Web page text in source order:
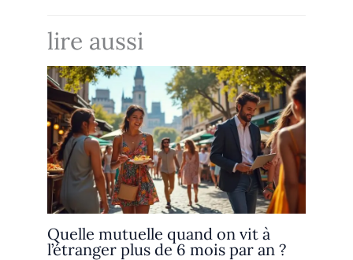
lire aussi
Quelle mutuelle quand on vit à
l’étranger plus de 6 mois par an ?